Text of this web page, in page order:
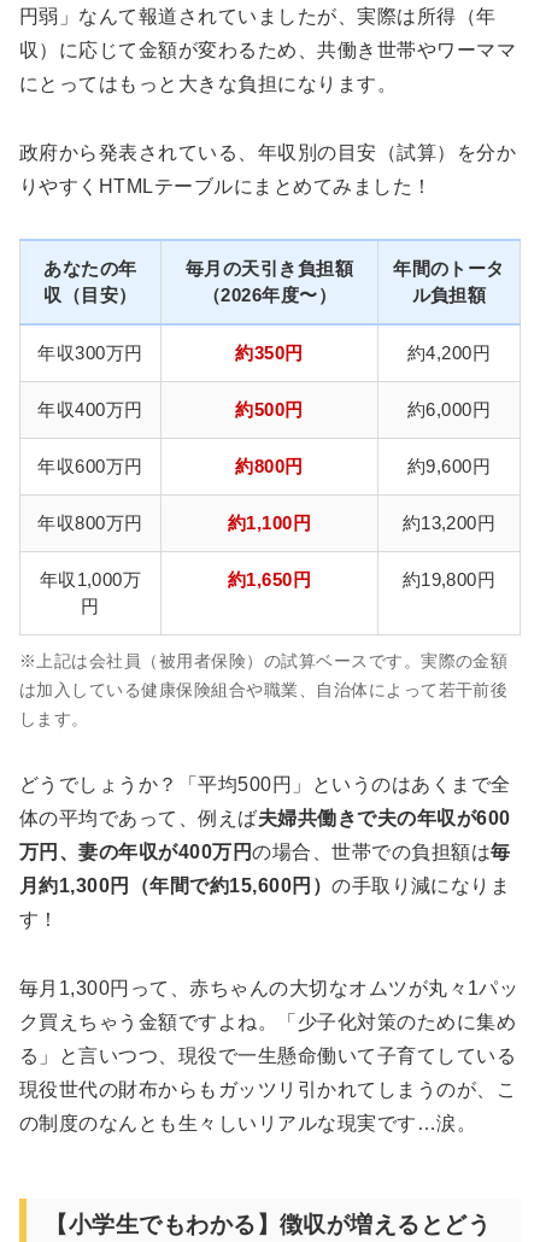
円弱」なんて報道されていましたが、実際は所得（年
収）に応じて金額が変わるため、共働き世帯やワーママ
にとってはもっと大きな負担になります。
政府から発表されている、年収別の目安（試算）を分か
りやすくHTMLテーブルにまとめてみました！
あなたの年
収（目安）
毎月の天引き負担額
（2026年度〜）
年間のトータ
ル負担額
年収300万円 約350円 約4,200円
年収400万円 約500円 約6,000円
年収600万円 約800円 約9,600円
年収800万円 約1,100円 約13,200円
年収1,000万
円
約1,650円 約19,800円
※上記は会社員（被用者保険）の試算ベースです。実際の金額
は加入している健康保険組合や職業、自治体によって若干前後
します。
どうでしょうか？「平均500円」というのはあくまで全
体の平均であって、例えば夫婦共働きで夫の年収が600
万円、妻の年収が400万円の場合、世帯での負担額は毎
月約1,300円（年間で約15,600円）の手取り減になりま
す！
毎月1,300円って、赤ちゃんの大切なオムツが丸々1パッ
ク買えちゃう金額ですよね。「少子化対策のために集め
る」と言いつつ、現役で一生懸命働いて子育てしている
現役世代の財布からもガッツリ引かれてしまうのが、こ
の制度のなんとも生々しいリアルな現実です…涙。
【小学生でもわかる】徴収が増えるとどう